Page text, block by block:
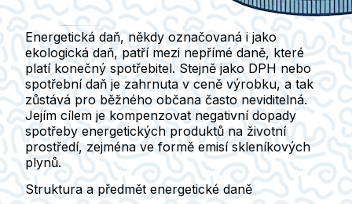
Energetická daň, někdy označovaná i jako
ekologická daň, patří mezi nepřímé daně, které
platí konečný spotřebitel. Stejně jako DPH nebo
spotřební daň je zahrnuta v ceně výrobku, a tak
zůstává pro běžného občana často neviditelná.
Jejím cílem je kompenzovat negativní dopady
spotřeby energetických produktů na životní
prostředí, zejména ve formě emisí skleníkových
plynů.
Struktura a předmět energetické daně